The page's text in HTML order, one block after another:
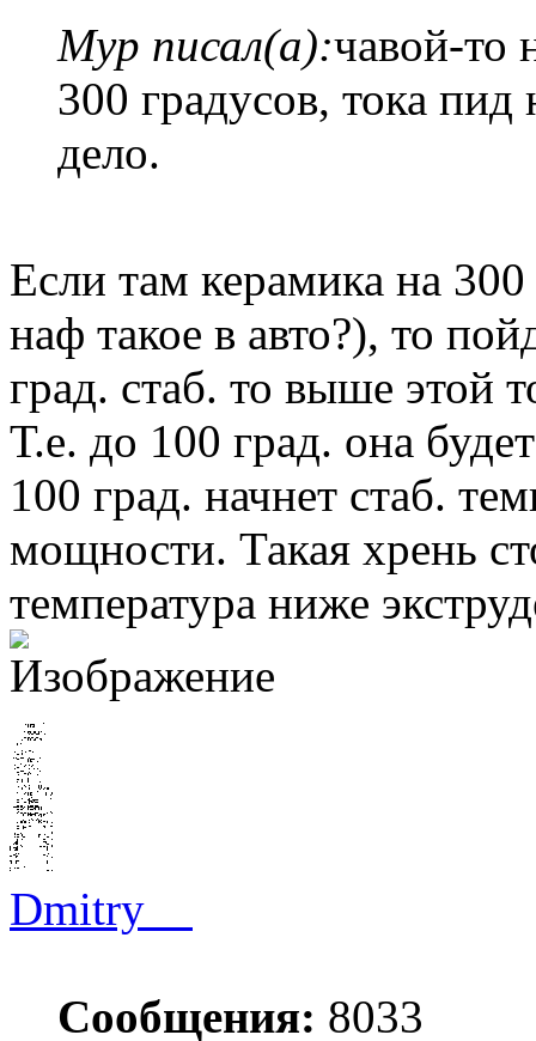
Myp писал(а):чавой-то
300 градусов, тока пид
дело.
Если там керамика на
наф такое в авто?), то
град. стаб. то выше этой
Т.е. до 100 град. она
100 град. начнет стаб.
мощности. Такая хрень
температура ниже
Dmitry__
Сообщения: 8033